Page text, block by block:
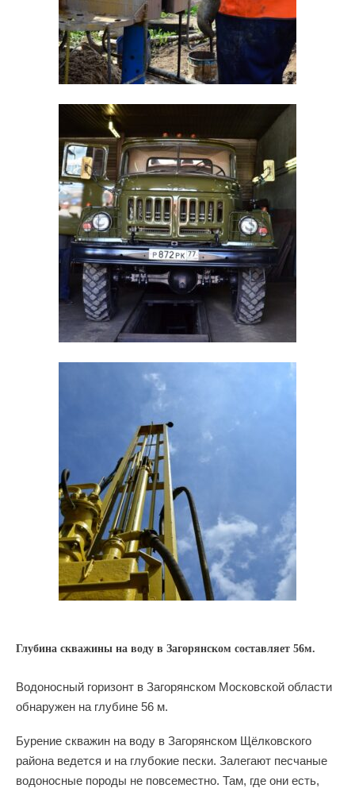
Глубина скважины на воду в Загорянском составляет 56м.
Водоносный горизонт в Загорянском Московской области
обнаружен на глубине 56 м.
Бурение скважин на воду в Загорянском Щёлковского
района ведется и на глубокие пески. Залегают песчаные
водоносные породы не повсеместно. Там, где они есть,